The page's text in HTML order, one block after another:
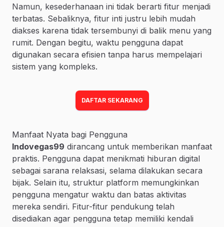
Namun, kesederhanaan ini tidak berarti fitur menjadi
terbatas. Sebaliknya, fitur inti justru lebih mudah
diakses karena tidak tersembunyi di balik menu yang
rumit. Dengan begitu, waktu pengguna dapat
digunakan secara efisien tanpa harus mempelajari
sistem yang kompleks.
DAFTAR SEKARANG
Manfaat Nyata bagi Pengguna
Indovegas99 dirancang untuk memberikan manfaat
praktis. Pengguna dapat menikmati hiburan digital
sebagai sarana relaksasi, selama dilakukan secara
bijak. Selain itu, struktur platform memungkinkan
pengguna mengatur waktu dan batas aktivitas
mereka sendiri. Fitur-fitur pendukung telah
disediakan agar pengguna tetap memiliki kendali